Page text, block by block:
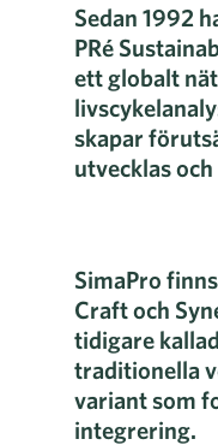
Sedan 1992
PRé
ett globalt
skapar
utvecklas
SimaPro
Craft och
tidigare
traditionella
variant som
integrering.